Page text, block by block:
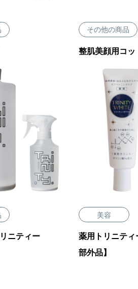
その他の商品
整肌美顔用コッ
ニティー
美容
薬用トリニテ
部外品】